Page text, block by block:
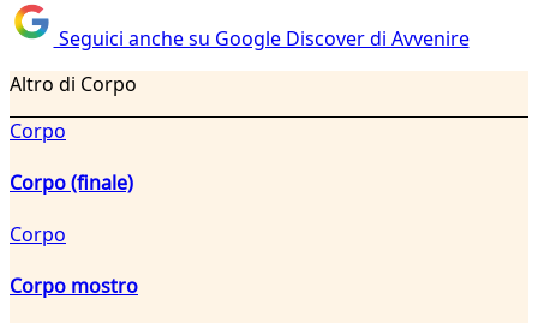
Seguici anche su Google Discover di Avvenire
Altro di Corpo
Corpo
Corpo (finale)
Corpo
Corpo mostro